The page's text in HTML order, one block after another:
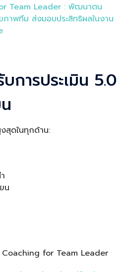
Team Leader : พัฒนาตน
าพทีม ส่งมอบประสิทธิผลในงาน
การประเมิน 5.0
สุดในทุกด้าน:
น
for Team Leader